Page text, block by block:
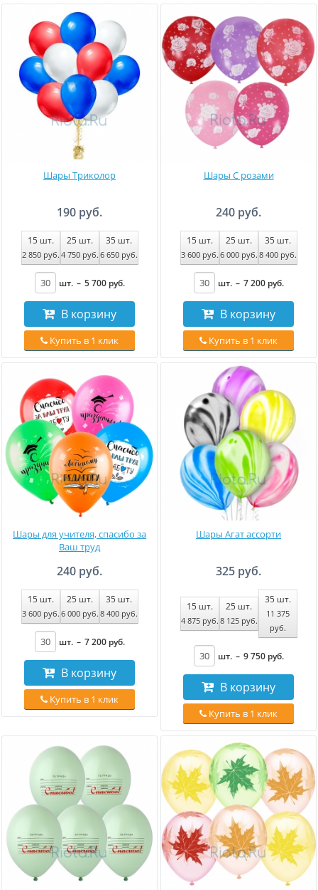
Шары Триколор
190 руб.
15шт.
2 850 руб.
25шт.
4 750 руб.
35шт.
6 650 руб.
шт. – 5 700 руб.
В корзину
Купить в 1 клик
Шары С розами
240 руб.
15шт.
3 600 руб.
25шт.
6 000 руб.
35шт.
8 400 руб.
шт. – 7 200 руб.
В корзину
Купить в 1 клик
Шары для учителя, спасибо за
Ваш труд
240 руб.
15шт.
3 600 руб.
25шт.
6 000 руб.
35шт.
8 400 руб.
шт. – 7 200 руб.
В корзину
Купить в 1 клик
Шары Агат ассорти
325 руб.
15шт.
4 875 руб.
25шт.
8 125 руб.
35шт.
11 375
руб.
шт. – 9 750 руб.
В корзину
Купить в 1 клик